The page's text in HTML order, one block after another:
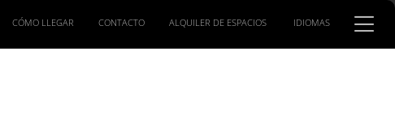
CÓMO LLEGAR CONTACTO ALQUILER DE ESPACIOS IDIOMAS